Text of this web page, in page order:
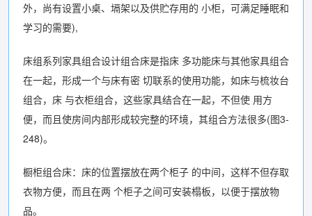
外，尚有设置小桌、塥架以及供贮存用的 小柜，可满足睡眠和
学习的需要),
床组系列家具组合设计组合床是指床 多功能床与其他家具组合
在一起，形成一个与床有密 切联系的使用功能，如床与梳妆台
组合，床 与衣柜组合，这些家具结合在一起，不但使 用方
便，而且使房间内部形成较完整的环境，其组合方法很多(图3-
248)。
橱柜组合床：床的位置摆放在两个柜子 的中间，这样不但存取
衣物方便，而且在两 个柜子之间可安装榻板，以便于摆放物
品。